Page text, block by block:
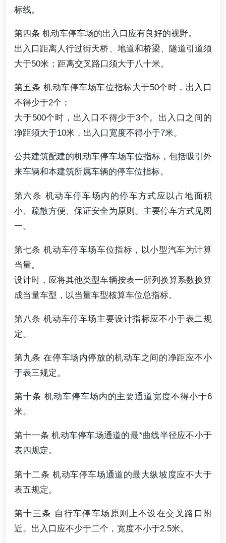
标线。
第四条 机动车停车场的出入口应有良好的视野。
出入口距离人行过街天桥、地道和桥梁、隧道引道须
大于50米；距离交叉路口须大于八十米。
第五条 机动车停车场车位指标大于50个时，出入口
不得少于2个；
大于500个时，出入口不得少于3个。出入口之间的
净距须大于10米，出入口宽度不得小于7米。
公共建筑配建的机动车停车场车位指标，包括吸引外
来车辆和本建筑所属车辆的停车位指标。
第六条 机动车停车场内的停车方式应以占地面积
小、疏散方便、保证安全为原则。主要停车方式见图
一。
第七条 机动车停车场车位指标，以小型汽车为计算
当量。
设计时，应将其他类型车辆按表一所列换算系数换算
成当量车型，以当量车型核算车位总指标。
第八条 机动车停车场主要设计指标应不小于表二规
定。
第九条 在停车场内停放的机动车之间的净距应不小
于表三规定。
第十条 机动车停车场内的主要通道宽度不得小于6
米。
第十一条 机动车停车场通道的最*曲线半径应不小于
表四规定。
第十二条 机动车停车场通道的最大纵坡度应不大于
表五规定。
第十三条 自行车停车场原则上不设在交叉路口附
近。出入口应不少于二个，宽度不小于2.5米。